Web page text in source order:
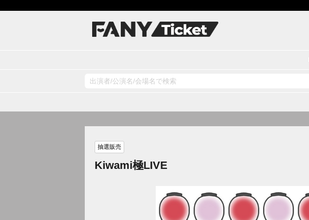
抽選販売
Kiwami極LIVE